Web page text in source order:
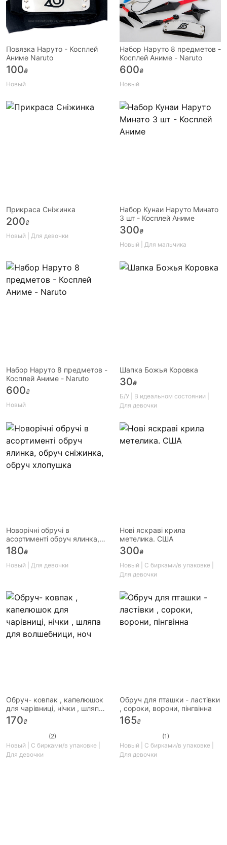
Повязка Наруто - Косплей
Аниме Naruto
100₴
Новый
Набор Наруто 8 предметов -
Косплей Аниме - Naruto
600₴
Новый
Прикраса Сніжинка
200₴
Новый | Для девочки
Набор Кунаи Наруто Минато
3 шт - Косплей Аниме
300₴
Новый | Для мальчика
Набор Наруто 8 предметов -
Косплей Аниме - Naruto
600₴
Новый
Шапка Божья Коровка
30₴
Б/У | В идеальном состоянии |
Для девочки
Новорічні обручі в
асортименті обруч ялинка,
обруч сніжинка, обруч
хлопушка
180₴
Новый | Для девочки
Нові яскраві крила
метелика. США
300₴
Новый | С бирками/в упаковке |
Для девочки
Обруч- ковпак , капелюшок
для чарівниці, нічки , шляпа
для волшебници, ноч
170₴
(2)
Новый | С бирками/в упаковке |
Для девочки
Обруч для пташки - ластівки
, сороки, ворони, пінгвінна
165₴
(1)
Новый | С бирками/в упаковке |
Для девочки